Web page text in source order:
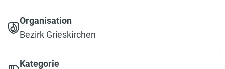
Organisation
Bezirk Grieskirchen
Kategorie